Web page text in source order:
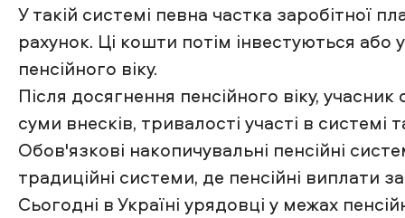
У такій системі певна частка заробітної
рахунок. Ці кошти потім інвестуються
пенсійного віку.
Після досягнення пенсійного віку,
суми внесків, тривалості участі в системі
Обов'язкові накопичувальні пенсійні
традиційні системи, де пенсійні виплати
Сьогодні в Україні урядовці у межах